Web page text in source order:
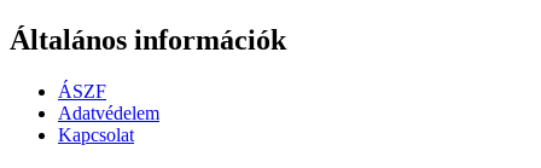
Általános információk
ÁSZF
Adatvédelem
Kapcsolat